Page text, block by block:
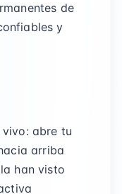
de
y
abre tu
arriba
han visto